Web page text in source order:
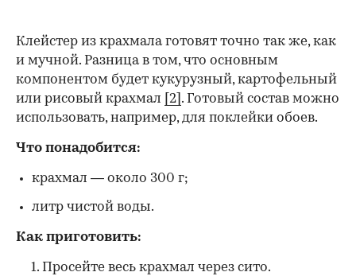
Клейстер из крахмала готовят точно так же, как
и мучной. Разница в том, что основным
компонентом будет кукурузный, картофельный
или рисовый крахмал
[2] . Готовый состав можно
использовать, например, для поклейки обоев.
Что понадобится:
крахмал — около 300 г;
литр чистой воды.
Как приготовить:
Просейте весь крахмал через сито.